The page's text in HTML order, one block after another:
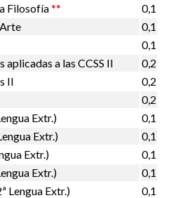
Filosofía**
0,1
0,1
0,1
a las CCSS II
0,2
II
0,2
0,2
Extr.)
0,1
Extr.)
0,1
Extr.)
0,1
Extr.)
0,1
Lengua Extr.)
0,1